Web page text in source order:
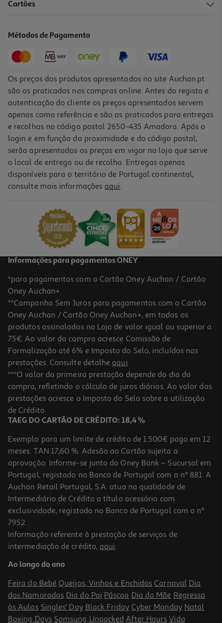
4.7
Secador De Cabelo Philips 3000 Bhd360/20 2100 W
37,99 €
5.0
Secador De Cabelo Rowenta Motion Dc Cv5703f0 2200w
27.99 €/un
27,99 €
4.7
Secador De Cabelo Philips Bhd501/20 2100w
49.99 €/un
49,99 €
Cartões
Métodos de Pagamento
Os preços dos produtos apresentados no site Auchan.pt
são os praticados nas compras online. Antes do registo e
autenticação do cliente os preços apresentados servem
apenas como referência e são os praticados para entregas
e recolhas no código postal 2650-435 Amadora. Após o
login e em função da proximidade e do código postal,
serão apresentados os preços em vigor na loja que serve
o local de entrega ou de recolha. Entregas apenas
disponíveis para o território de Portugal continental,
consulte mais informações aqui.
Informações para pagamentos ONEY
*para pagamentos com o Cartão Oney Auchan / Cartão
Oney Auchan+.
**Campanha Sem Juros para pagamentos com o Cartão
Oney Auchan / Cartão Oney Auchan+, em todos os
produtos assinalados na Loja de valor igual ou superior a
75€. Ao valor da compra acresce Comissão de
Formalização até 6% e Imposto do Selo, incluídos nas
prestações. Consulte detalhe aqui.
***O valor da primeira prestação depende do dia da
compra, refletindo o cálculo de juros diários. Ao valor das
prestações acresce o Imposto do Selo sobre a utilização
de Crédito.
TAEG DO CARTÃO DE CRÉDITO: 18,4 %
Exemplo para um limite de crédito de 1.500€ pago em 12
meses. TAN 17,60 %. Adesão ao Cartão sujeita a
aprovação. Informe-se junto do Oney Bank – Sucursal em
Portugal, registado no Banco de Portugal com o nº 881. A
Auchan Retail Portugal, S.A. atua na qualidade de
Intermediário de Crédito a título acessório com
exclusividade, registado no Banco de Portugal com o nº
7952.
Informação referente à prestação de serviços de
intermediação de crédito, aqui.
Ao longo do ano
Feira do Bebé Queijos, Vinhos e Enchidos Carnaval Dia
dos Namorados Dia do Pai Páscoa Dia da Mãe Regresso
às Aulas Singles' Day Black Friday Cyber Monday Natal
Boxing Days Samsung Unpacked After Hours Vida